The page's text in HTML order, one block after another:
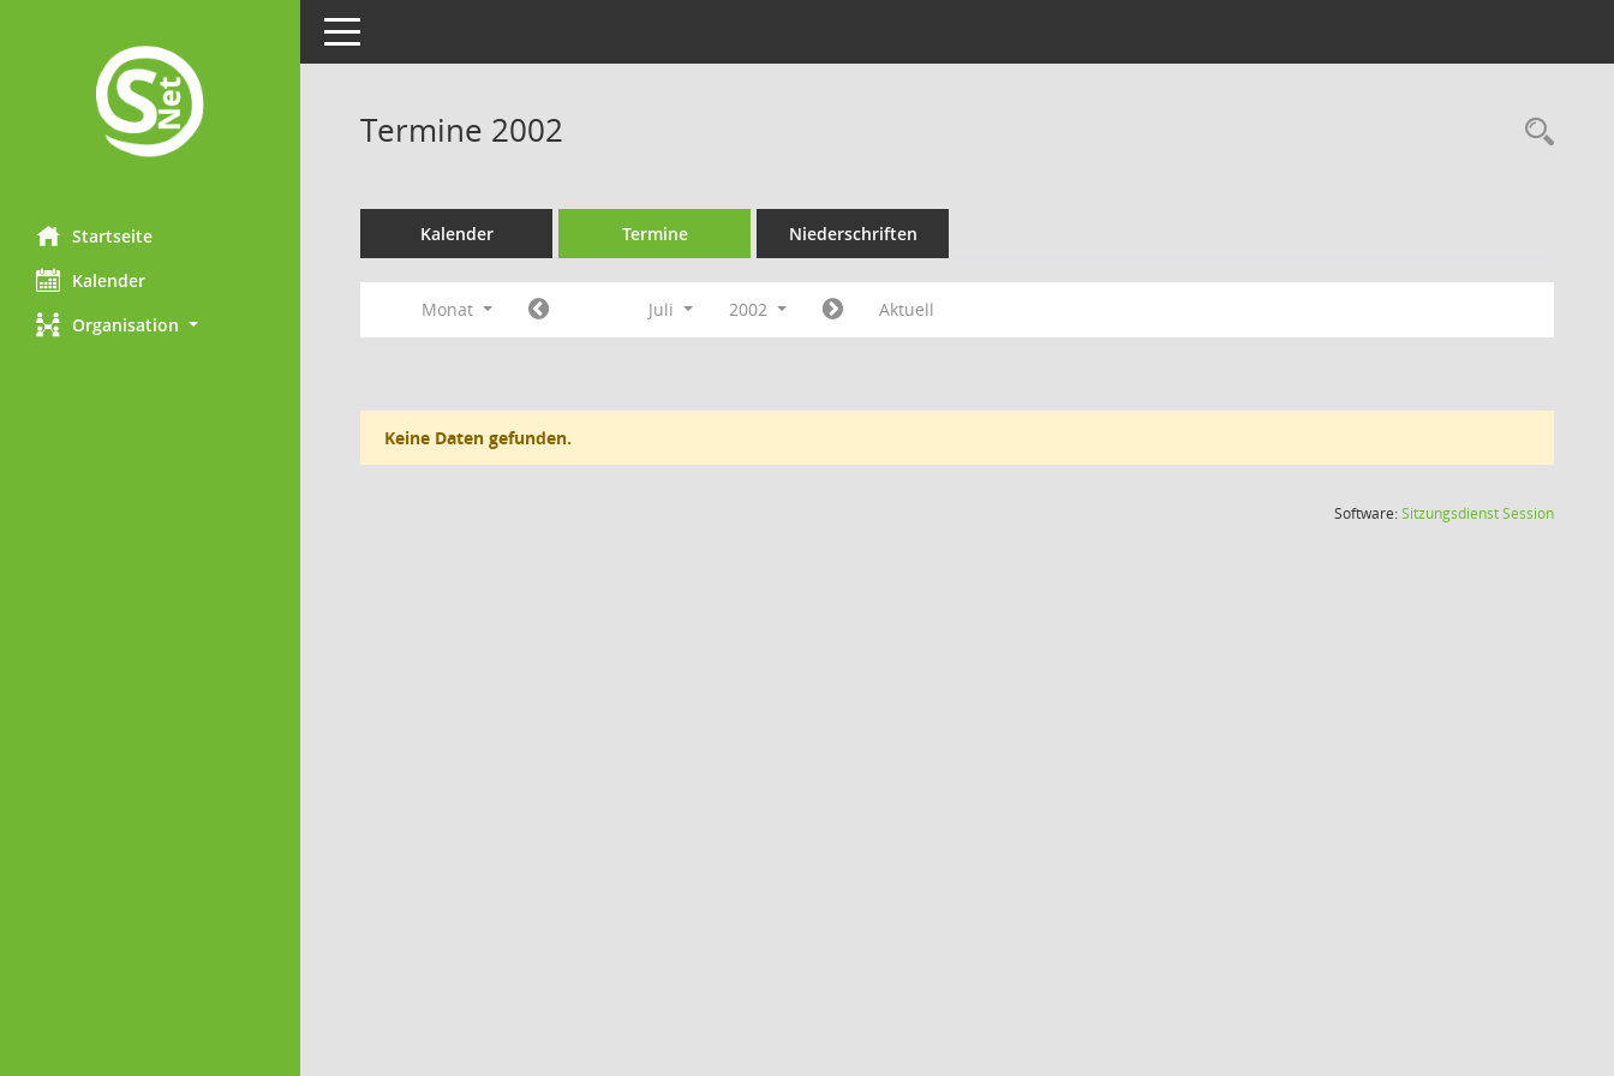
Startseite
Kalender
Organisation
Toggle navigation
Termine 2002
Kalender Termine Niederschriften
Monat Juli 2002 Aktuell
Keine Daten gefunden.
Software:SitzungsdienstSession(Wird in